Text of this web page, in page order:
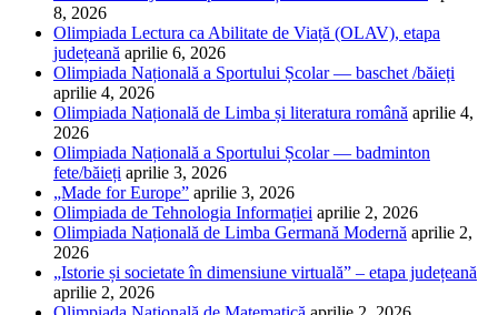
8, 2026
Olimpiada Lectura ca Abilitate de Viață (OLAV), etapa
județeană aprilie 6, 2026
Olimpiada Națională a Sportului Școlar — baschet /băieți
aprilie 4, 2026
Olimpiada Națională de Limba și literatura română aprilie 4,
2026
Olimpiada Națională a Sportului Școlar — badminton
fete/băieți aprilie 3, 2026
„Made for Europe” aprilie 3, 2026
Olimpiada de Tehnologia Informației aprilie 2, 2026
Olimpiada Națională de Limba Germană Modernă aprilie 2,
2026
„Istorie și societate în dimensiune virtuală” – etapa județeană
aprilie 2, 2026